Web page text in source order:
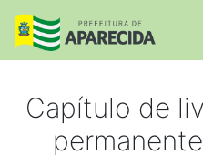
Capítulo de